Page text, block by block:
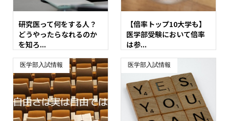
研究医って何をする人？
どうやったらなれるのか
を知ろ...
【倍率トップ10大学も】
医学部受験において倍率
は参...
医学部入試情報 医学部入試情報